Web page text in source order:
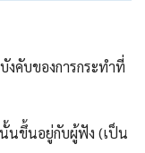
คับของการกระทำที่
นขึ้นอยู่กับผู้ฟัง (เป็น